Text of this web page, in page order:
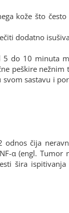
kože što
dodatno
do 10 minuta
peškire nežnim
sastavu i
čija
α (engl. Tumor
šira